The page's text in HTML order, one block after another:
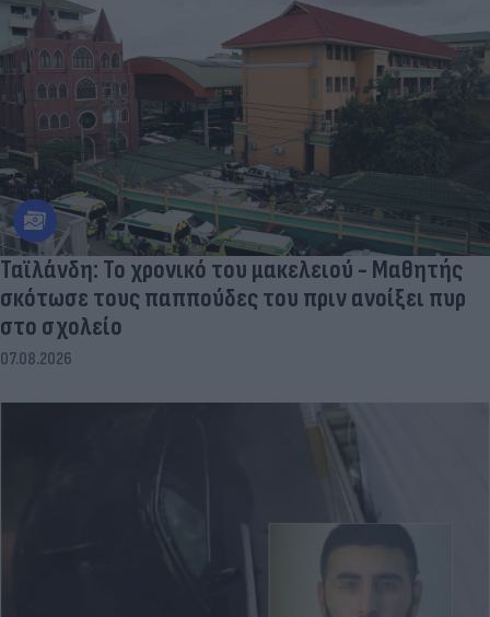
Ταϊλάνδη: Το χρονικό του μακελειού - Μαθητής
σκότωσε τους παππούδες του πριν ανοίξει πυρ
στο σχολείο
07.08.2026